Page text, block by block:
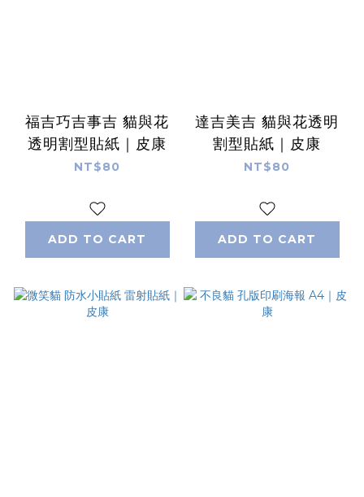
福吉巧吉事吉 貓與花
透明割型貼紙｜皮康
NT$80
ADD TO CART
達吉美吉 貓與花透明
割型貼紙｜皮康
NT$80
ADD TO CART